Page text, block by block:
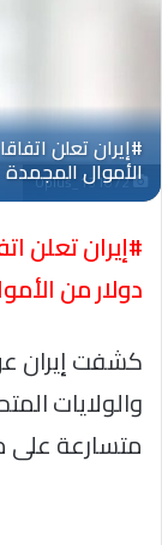
Oplus_131072
دولار من
كشفت إيران
والولايات
متسارعة على